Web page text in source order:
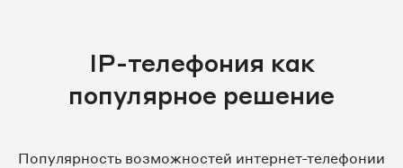
IP-телефония как
популярное решение
Популярность возможностей интернет-телефонии